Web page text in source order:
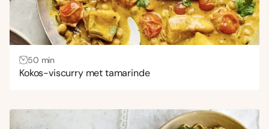
50 min
Kokos-viscurry met tamarinde